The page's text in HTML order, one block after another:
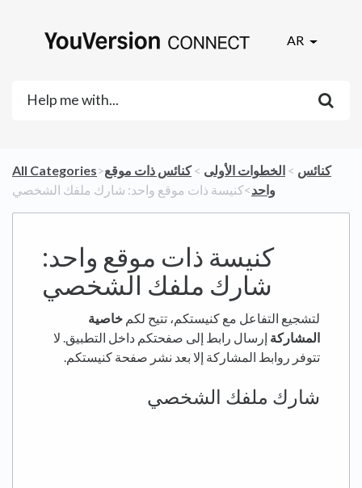
AR
All Categories ​كنائس ​ > ​ ​الخطوات الأولى ​ > ​​كنائس ذات موقع
واحد​>​ كنيسة ذات موقع واحد: شارك ملفك الشخصي
كنيسة ذات موقع واحد:
شارك ملفك الشخصي
لتشجيع التفاعل مع كنيستكم، تتيح لكم خاصية
المشاركة إرسال رابط إلى صفحتكم داخل التطبيق. لا
تتوفر روابط المشاركة إلا بعد نشر صفحة كنيستكم.
شارك ملفك الشخصي